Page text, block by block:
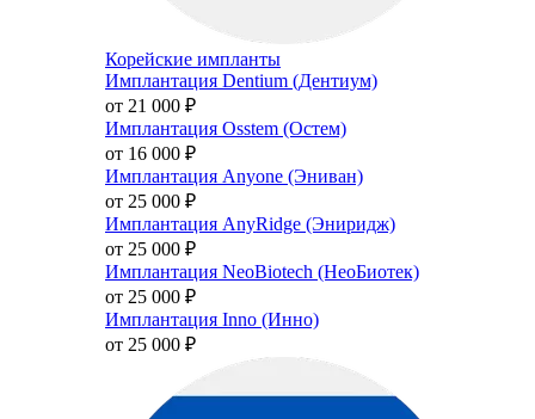
Корейские импланты
Имплантация Dentium (Дентиум)
от 21 000 ₽
Имплантация Osstem (Остем)
от 16 000 ₽
Имплантация Anyone (Эниван)
от 25 000 ₽
Имплантация AnyRidge (Эниридж)
от 25 000 ₽
Имплантация NeoBiotech (НеоБиотек)
от 25 000 ₽
Имплантация Inno (Инно)
от 25 000 ₽